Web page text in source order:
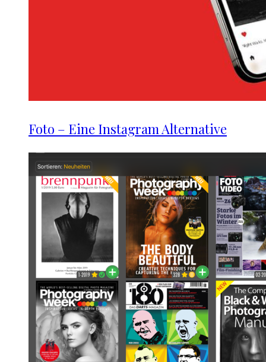
Foto – Eine Instagram Alternative